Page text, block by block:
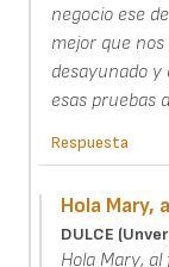
negocio ese
mejor que
desayunado y
esas pruebas
Respuesta
Hola Mary,
DULCE
Hola Mary,